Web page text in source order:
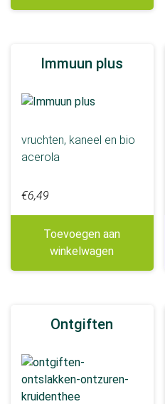
Energie
Keelpijn
Beoogd effect
Energie
Ontspanning
Ontzuren
Immuun plus
vruchten, kaneel en bio
acerola
€6,49
Toevoegen aan
winkelwagen
Ontgiften